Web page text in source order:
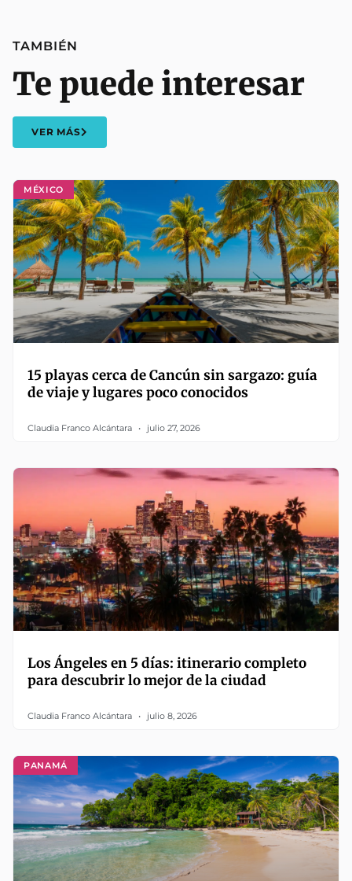
MÉXICO
15 playas cerca de Cancún sin sargazo: guía
de viaje y lugares poco conocidos
Claudia Franco Alcántara julio 27, 2026
Los Ángeles en 5 días: itinerario completo
para descubrir lo mejor de la ciudad
Claudia Franco Alcántara julio 8, 2026
PANAMÁ
TAMBIÉN
Te puede interesar
VER MÁS